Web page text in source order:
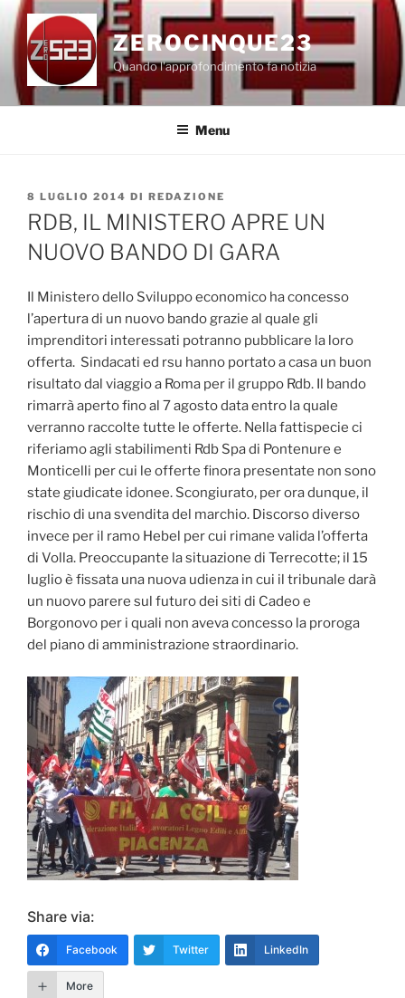
Salta
contenuto
ZEROCINQUE23
Quando l'approfondimento fa notizia
Menu
PUBBLICATO
IL
8 LUGLIO 2014 DI REDAZIONE
RDB, IL MINISTERO APRE UN
NUOVO BANDO DI GARA
Il Ministero dello Sviluppo economico ha concesso
l’apertura di un nuovo bando grazie al quale gli
imprenditori interessati potranno pubblicare la loro
offerta. Sindacati ed rsu hanno portato a casa un buon
risultato dal viaggio a Roma per il gruppo Rdb. Il bando
rimarrà aperto fino al 7 agosto data entro la quale
verranno raccolte tutte le offerte. Nella fattispecie ci
riferiamo agli stabilimenti Rdb Spa di Pontenure e
Monticelli per cui le offerte finora presentate non sono
state giudicate idonee. Scongiurato, per ora dunque, il
rischio di una svendita del marchio. Discorso diverso
invece per il ramo Hebel per cui rimane valida l’offerta
di Volla. Preoccupante la situazione di Terrecotte; il 15
luglio è fissata una nuova udienza in cui il tribunale darà
un nuovo parere sul futuro dei siti di Cadeo e
Borgonovo per i quali non aveva concesso la proroga
del piano di amministrazione straordinario.
Share via:
Facebook Twitter LinkedIn
More